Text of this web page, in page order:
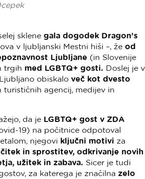
sklene gala dogodek Dragon’s
v ljubljanski Mestni hiši –, že od
Ljubljane (in Slovenije
trgih med LGBTQ+ gosti. Doslej je v
obiskalo več kot dvesto
turističnih agencij, medijev in
da je LGBTQ+ gost v ZDA
19) na počitnice odpotoval
njegovi ključni motivi za
in sprostitev, odkrivanje novih
užitek in zabava. Sicer je tudi
za katerega je značilna zelo